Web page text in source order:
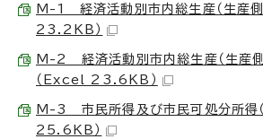
M-1 経済活動別市内総生産（生産側
23.2KB）
M-2 経済活動別市内総生産（生産側）
（Excel 23.6KB）
M-3 市民所得及び市民可処分所得（
25.6KB）